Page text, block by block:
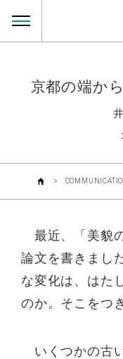
京都の端か
最近、「美貌
論文を書きまし
な変化は、はた
のか。そこをつ
いくつかの古